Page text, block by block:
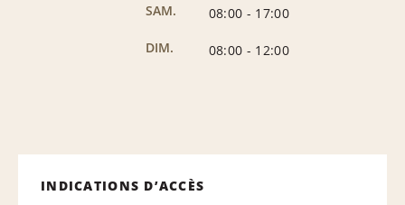
SAM.
08:00 - 17:00
DIM.
08:00 - 12:00
INDICATIONS D’ACCÈS